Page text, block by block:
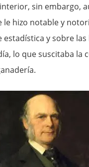
sin embargo,
le hizo notable y
y sobre las
lo que suscitaba la